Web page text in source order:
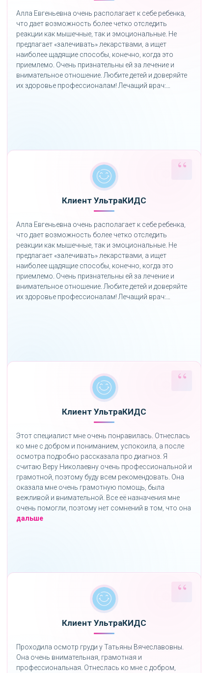
Алла Евгеньевна очень располагает к себе ребенка,
что дает возможность более четко отследить
реакции как мышечные, так и эмоциональные. Не
предлагает «залечивать» лекарствами, а ищет
наиболее щадящие способы, конечно, когда это
приемлемо. Очень признательны ей за лечение и
внимательное отношение. Любите детей и доверяйте
их здоровье профессионалам! Лечащий врач:
Клиент УльтраКИДС
Алла Евгеньевна очень располагает к себе ребенка,
что дает возможность более четко отследить
реакции как мышечные, так и эмоциональные. Не
предлагает «залечивать» лекарствами, а ищет
наиболее щадящие способы, конечно, когда это
приемлемо. Очень признательны ей за лечение и
внимательное отношение. Любите детей и доверяйте
их здоровье профессионалам! Лечащий врач:
Клиент УльтраКИДС
Этот специалист мне очень понравилась. Отнеслась
ко мне с добром и пониманием, успокоила, а после
осмотра подробно рассказала про диагноз. Я
считаю Веру Николаевну очень профессиональной и
грамотной, поэтому буду всем рекомендовать. Она
оказала мне очень грамотную помощь, была
вежливой и внимательной. Все её назначения мне
очень помогли, поэтому нет сомнений в том, что она
дальше«»
Клиент УльтраКИДС
Проходила осмотр груди у Татьяны Вячеславовны.
Она очень внимательная, грамотная и
профессиональная. Отнеслась ко мне с добром,